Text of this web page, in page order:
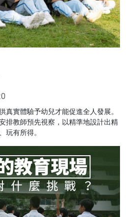
真實體驗予幼兒才能促進全人發展。
排教師預先視察，以精準地設計出精
玩有所得。